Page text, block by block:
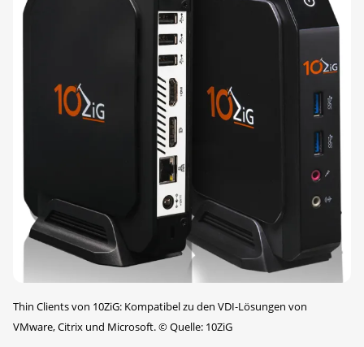
Thin Clients von 10ZiG: Kompatibel zu den VDI-Lösungen von
VMware, Citrix und Microsoft.©Quelle: 10ZiG